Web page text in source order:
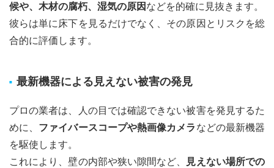
候や、木材の腐朽、湿気の原因 などを的確に見抜きます。
彼らは単に床下を見るだけでなく、その原因とリスクを総
合的に評価します。
最新機器による見えない被害の発見
プロの業者は、人の目では確認できない被害を発見するた
めに、 ファイバースコープや熱画像カメラ などの最新機器
を駆使します。
これにより、壁の内部や狭い隙間など、
見えない場所での